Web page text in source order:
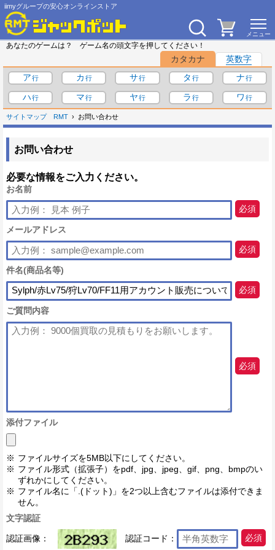
iimyグループの安心オンラインストア
あなたのゲームは？ ゲーム名の頭文字を押してください！
カタカナ
英数字
ア
カ サ タ
ナ
ハ
マ ヤ ラ ワ
サイトマップ RMT お問い合わせ
お問い合わせ
必要な情報をご入力ください。
お名前
必須
メールアドレス
必須
件名(商品名等)
必須
ご質問内容
必須
添付ファイル
ファイルサイズを5MB以下にしてください。
ファイル形式（拡張子）をpdf、jpg、jpeg、gif、png、bmpのい
ずれかにしてください。
ファイル名に「.(ドット)」を2つ以上含むファイルは添付できま
せん。
文字認証
認証画像： 認証コード： 必須